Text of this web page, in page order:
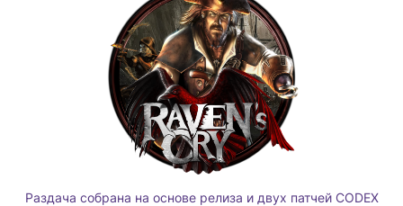
Раздача собрана на основе релиза и двух патчей CODEX